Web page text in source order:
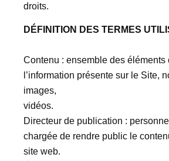
droits.
DÉFINITION DES TERMES
Contenu : ensemble des éléments
l’information présente sur le Site,
images,
vidéos.
Directeur de publication :
chargée de rendre public le
site web.